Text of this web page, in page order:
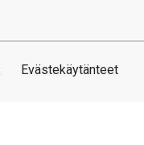
Evästekäytänteet